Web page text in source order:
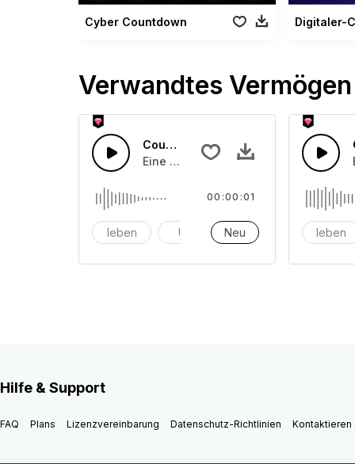
Cyber Countdown
Verwandtes Vermögen
Countdown-Zähler 9
Eine Ansammlung von Countdown-
leben Uhr Alarm
00:00:01
Neu leben
Hilfe & Support
FAQ Plans Lizenzvereinbarung Datenschutz-Richtlinien Kontaktieren